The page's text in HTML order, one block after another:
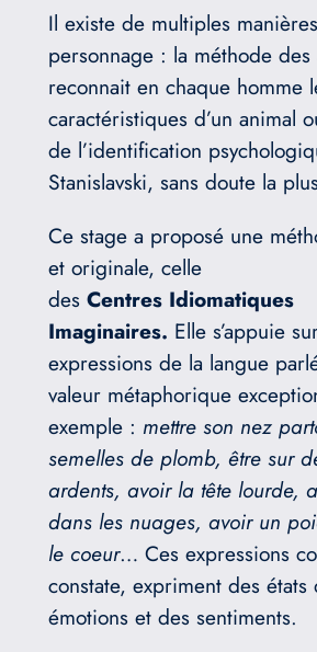
Il existe de multiples
personnage : la méthode
reconnait en chaque homme
caractéristiques d’un animal
de l’identification
Stanislavski, sans doute la
Ce stage a proposé une
et originale, celle
des Centres Idiomatiques
Imaginaires. Elle s’appuie
expressions de la langue
valeur métaphorique
exemple : mettre son nez
semelles de plomb, être sur
ardents, avoir la tête lourde,
dans les nuages, avoir un
le coeur… Ces expressions
constate, expriment des états
émotions et des sentiments.